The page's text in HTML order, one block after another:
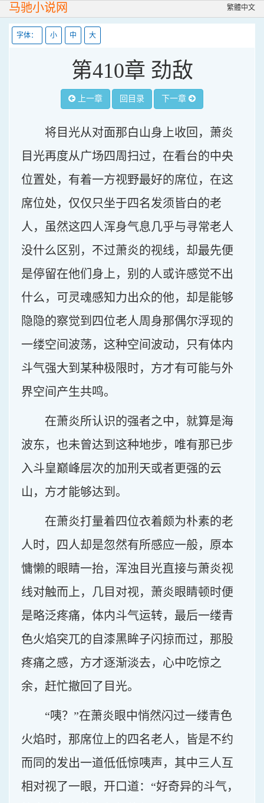
马驰小说网 繁體中文
字体： 小 中 大
第410章 劲敌
上一章 回目录 下一章
将目光从对面那白山身上收回，萧炎
目光再度从广场四周扫过，在看台的中央
位置处，有着一方视野最好的席位，在这
席位处，仅仅只坐于四名发须皆白的老
人，虽然这四人浑身气息几乎与寻常老人
没什么区别，不过萧炎的视线，却最先便
是停留在他们身上，别的人或许感觉不出
什么，可灵魂感知力出众的他，却是能够
隐隐的察觉到四位老人周身那偶尔浮现的
一缕空间波荡，这种空间波动，只有体内
斗气强大到某种极限时，方才有可能与外
界空间产生共鸣。
在萧炎所认识的强者之中，就算是海
波东，也未曾达到这种地步，唯有那已步
入斗皇巅峰层次的加刑天或者更强的云
山，方才能够达到。
在萧炎打量着四位衣着颇为朴素的老
人时，四人却是忽然有所感应一般，原本
慵懒的眼睛一抬，浑浊目光直接与萧炎视
线对触而上，几目对视，萧炎眼睛顿时便
是略泛疼痛，体内斗气运转，最后一缕青
色火焰突兀的自漆黑眸子闪掠而过，那股
疼痛之感，方才逐渐淡去，心中吃惊之
余，赶忙撤回了目光。
“咦？”在萧炎眼中悄然闪过一缕青色
火焰时，那席位上的四名老人，皆是不约
而同的发出一道低低惊咦声，其中三人互
相对视了一眼，开口道：“好奇异的斗气，